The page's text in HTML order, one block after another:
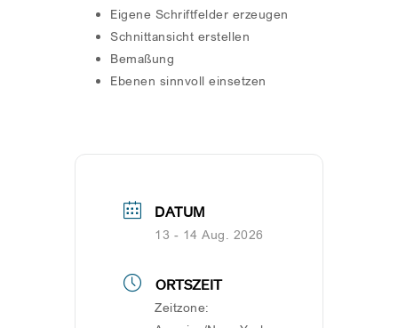
Eigene Schriftfelder erzeugen
Schnittansicht erstellen
Bemaßung
Ebenen sinnvoll einsetzen
DATUM
13 - 14 Aug. 2026
ORTSZEIT
Zeitzone: